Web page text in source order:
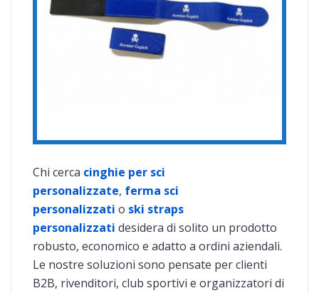
Chi cerca cinghie per sci
personalizzate, ferma sci
personalizzati o ski straps
personalizzati desidera di solito un prodotto
robusto, economico e adatto a ordini aziendali.
Le nostre soluzioni sono pensate per clienti
B2B, rivenditori, club sportivi e organizzatori di